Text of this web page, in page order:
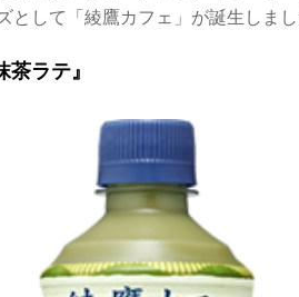
として「綾鷹カフェ」が誕生しまし
ラテ』